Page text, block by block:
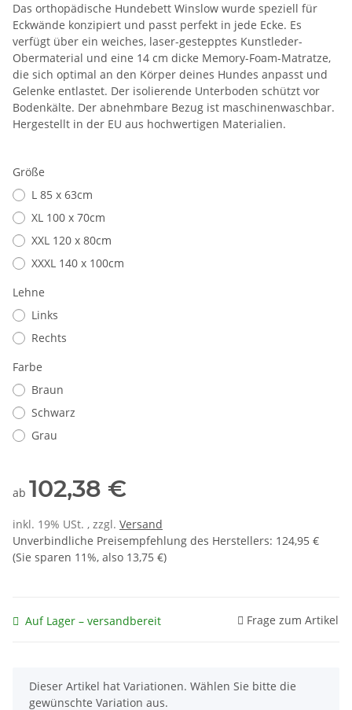
Das orthopädische Hundebett Winslow wurde speziell für
Eckwände konzipiert und passt perfekt in jede Ecke. Es
verfügt über ein weiches, laser-gestepptes Kunstleder-
Obermaterial und eine 14 cm dicke Memory-Foam-Matratze,
die sich optimal an den Körper deines Hundes anpasst und
Gelenke entlastet. Der isolierende Unterboden schützt vor
Bodenkälte. Der abnehmbare Bezug ist maschinenwaschbar.
Hergestellt in der EU aus hochwertigen Materialien.
Größe
L 85 x 63cm
XL 100 x 70cm
XXL 120 x 80cm
XXXL 140 x 100cm
Lehne
Links
Rechts
Farbe
Braun
Schwarz
Grau
ab 102,38 €
inkl. 19% USt. , zzgl. Versand
Unverbindliche Preisempfehlung des Herstellers: 124,95 €
(Sie sparen 11%, also 13,75 €)
Auf Lager – versandbereit Frage zum Artikel
x
Dieser Artikel hat Variationen. Wählen Sie bitte die
gewünschte Variation aus.